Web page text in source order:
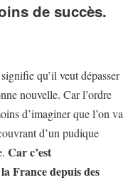
de succès.
qu’il veut dépasser
nouvelle. Car l’ordre
d’imaginer que l’on va
d’un pudique
Car c’est
France depuis des